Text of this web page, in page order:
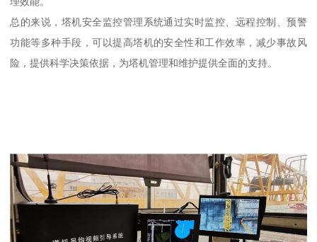
总的来说，塔机安全监控管理系统通过实时监控、远程控制、预警
功能等多种手段，可以提高塔机的安全性和工作效率，减少事故风
险，提供科学决策依据，为塔机管理和维护提供全面的支持。